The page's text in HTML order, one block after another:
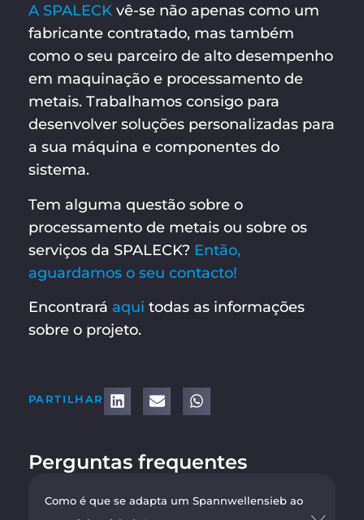
A SPALECKvê-se não apenas como um
fabricante contratado, mas também
como o seu parceiro de alto desempenho
em maquinação e processamento de
metais. Trabalhamos consigo para
desenvolver soluções personalizadas para
a sua máquina e componentes do
sistema.
Tem alguma questão sobre o
processamento de metais ou sobre os
serviços da SPALECK? Então,
aguardamos o seu contacto!
Encontrará aqui todas as informações
sobre o projeto.
PARTILHAR
Perguntas frequentes
Como é que se adapta um Spannwellensieb ao